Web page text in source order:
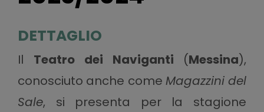
DETTAGLIO
Il Teatro dei Naviganti (Messina),
conosciuto anche come Magazzini del
Sale, si presenta per la stagione